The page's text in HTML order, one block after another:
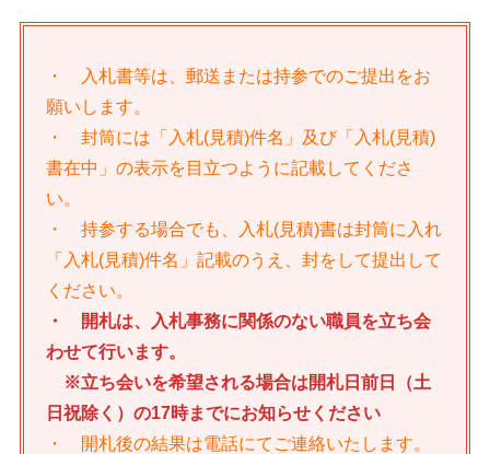
・ 入札書等は、郵送または持参でのご提出をお
願いします。
・ 封筒には「入札(見積)件名」及び「入札(見積)
書在中」の表示を目立つように記載してくださ
い。
・ 持参する場合でも、入札(見積)書は封筒に入れ
「入札(見積)件名」記載のうえ、封をして提出して
ください。
・ 開札は、入札事務に関係のない職員を立ち会
わせて行います。
※立ち会いを希望される場合は開札日前日（土
日祝除く）の17時までにお知らせください
・ 開札後の結果は電話にてご連絡いたします。